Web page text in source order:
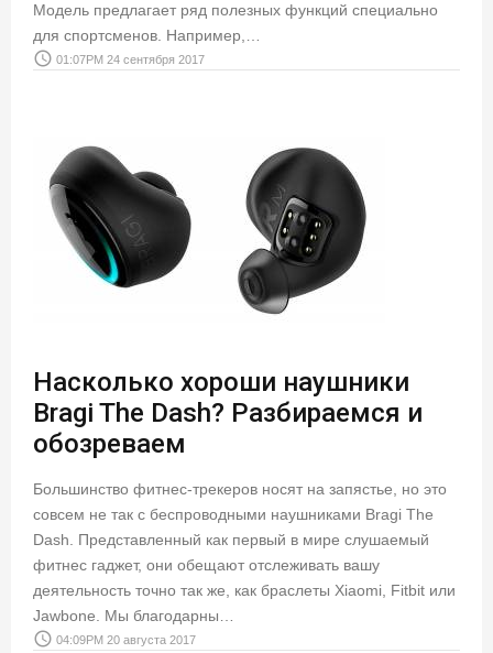
Модель предлагает ряд полезных функций специально
для спортсменов. Например,…
access_time 01:07PM 24 сентября 2017
Насколько хороши наушники
Bragi The Dash? Разбираемся и
обозреваем
Большинство фитнес-трекеров носят на запястье, но это
совсем не так с беспроводными наушниками Bragi The
Dash. Представленный как первый в мире слушаемый
фитнес гаджет, они обещают отслеживать вашу
деятельность точно так же, как браслеты Xiaomi, Fitbit или
Jawbone. Мы благодарны…
access_time 04:09PM 20 августа 2017